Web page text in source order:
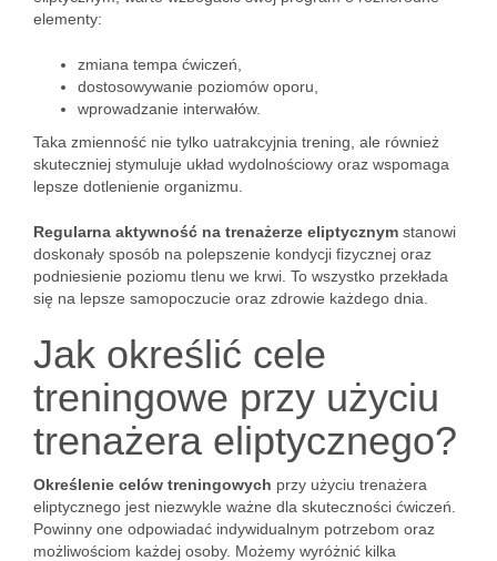
elementy:
zmiana tempa ćwiczeń,
dostosowywanie poziomów oporu,
wprowadzanie interwałów.
Taka zmienność nie tylko uatrakcyjnia trening, ale również
skuteczniej stymuluje układ wydolnościowy oraz wspomaga
lepsze dotlenienie organizmu.
Regularna aktywność na trenażerze eliptycznym stanowi
doskonały sposób na polepszenie kondycji fizycznej oraz
podniesienie poziomu tlenu we krwi. To wszystko przekłada
się na lepsze samopoczucie oraz zdrowie każdego dnia.
Jak określić cele
treningowe przy użyciu
trenażera eliptycznego?
Określenie celów treningowych przy użyciu trenażera
eliptycznego jest niezwykle ważne dla skuteczności ćwiczeń.
Powinny one odpowiadać indywidualnym potrzebom oraz
możliwościom każdej osoby. Możemy wyróżnić kilka